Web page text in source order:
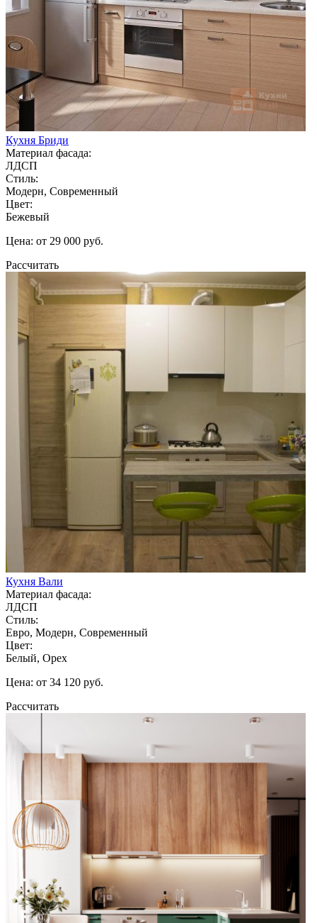
Кухня Бриди
Материал фасада:
ЛДСП
Стиль:
Модерн, Современный
Цвет:
Бежевый
Цена: от 29 000 руб.
Рассчитать
Кухня Вали
Материал фасада:
ЛДСП
Стиль:
Евро, Модерн, Современный
Цвет:
Белый, Орех
Цена: от 34 120 руб.
Рассчитать